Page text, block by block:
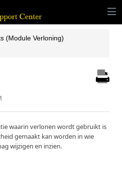
(Module Verloning)
waarin verlonen wordt gebruikt is
gemaakt kan worden in wie
wijzigen en inzien.